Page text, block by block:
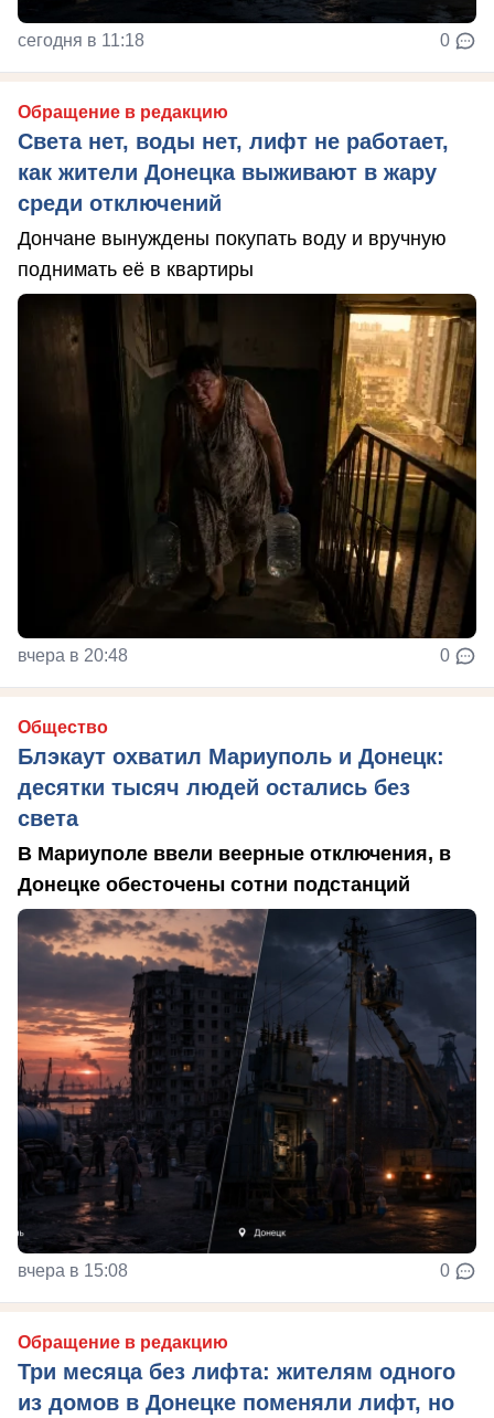
сегодня в 11:18 0
Обращение в редакцию
Света нет, воды нет, лифт не работает,
как жители Донецка выживают в жару
среди отключений
Дончане вынуждены покупать воду и вручную
поднимать её в квартиры
вчера в 20:48 0
Общество
Блэкаут охватил Мариуполь и Донецк:
десятки тысяч людей остались без
света
В Мариуполе ввели веерные отключения, в
Донецке обесточены сотни подстанций
вчера в 15:08 0
Обращение в редакцию
Три месяца без лифта: жителям одного
из домов в Донецке поменяли лифт, но